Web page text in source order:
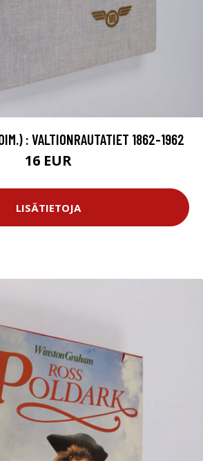
: VALTIONRAUTATIET 1862-1962
16 EUR
LISÄTIETOJA